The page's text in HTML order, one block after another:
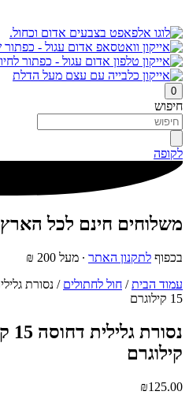
0
חיפוש
לקופה
משלוחים חינם לכל הארץ
בכפוף לתקנון האתר ∙ מעל 200 ₪
עמוד הבית/ חול לחתולים
15 קילוגרם
קילוגרם
₪125.00